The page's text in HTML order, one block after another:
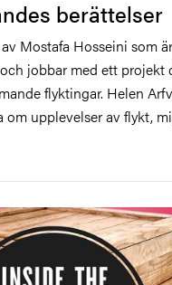
berättelser
Mostafa Hosseini som är
jobbar med ett projekt
flyktingar. Helen
om upplevelser av flykt,